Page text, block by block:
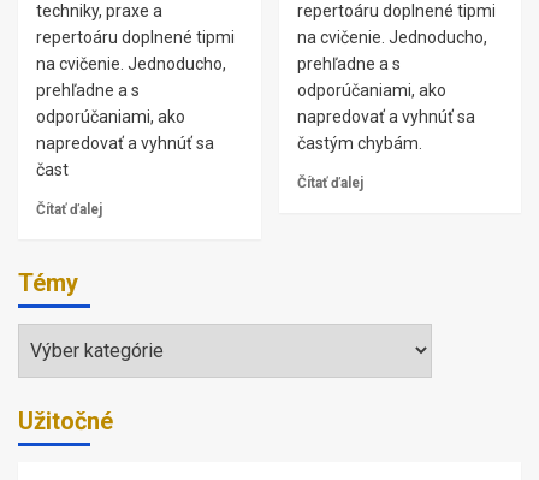
techniky, praxe a
repertoáru doplnené tipmi
na cvičenie. Jednoducho,
prehľadne a s
odporúčaniami, ako
napredovať a vyhnúť sa
čast
Čítať ďalej
repertoáru doplnené tipmi
na cvičenie. Jednoducho,
prehľadne a s
odporúčaniami, ako
napredovať a vyhnúť sa
častým chybám.
Čítať ďalej
Témy
Témy
Užitočné